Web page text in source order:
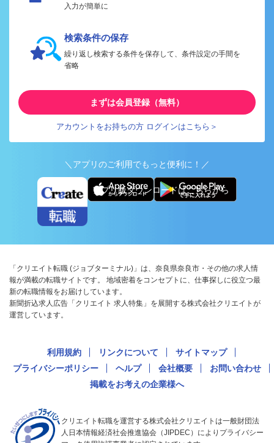
入力が簡単に
検索条件の保存
繰り返し検索する条件を保存して、条件設定の手間を
省略
まずは会員登録（無料）
アカウントをお持ちの方 ログインはこちら＞
＼アプリのご利用でもっと便利に！／
アプリ版ダウンロードはこちらから
「クリエイト転職 (ジョブターミナル)」は、奈良県奈良市・その他の求人情
報が満載の転職サイトです。 地域密着をコンセプトに、仕事探しに役立つ最
新の転職情報をお届けしています。
新聞折込求人広告「クリエイト 求人特集」を展開する株式会社クリエイトが
運営しています。
利用規約 リンクについて
サイトマップ
プライバシーポリシー
ヘルプ 会社概要
お問い合わせ
掲載をお考えの企業様へ
クリエイト転職を運営する株式会社クリエイトは一般財団法
人日本情報経済社会推進協会（JIPDEC）によりプライバシー